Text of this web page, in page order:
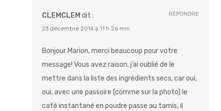
CLEMCLEM dit :
23 décembre 2014 à 11 h 26 min
Bonjour Marion, merci beaucoup pour votre
message! Vous avez raison, j’ai oublié de le
mettre dans la liste des ingrédients secs, car oui,
oui, avec une passoire (comme sur la photo) le
café instantané en poudre passe au tamis, il
RÉPONDRE